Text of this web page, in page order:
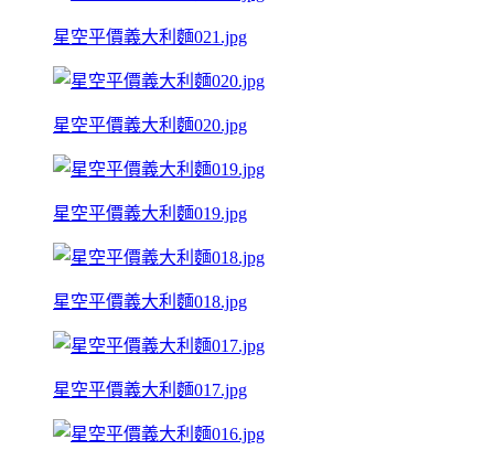
星空平價義大利麵021.jpg
星空平價義大利麵020.jpg
星空平價義大利麵019.jpg
星空平價義大利麵018.jpg
星空平價義大利麵017.jpg